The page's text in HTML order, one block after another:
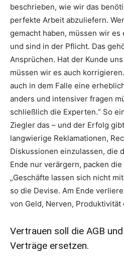
beschrieben, wie wir das
perfekte Arbeit abzuliefern.
gemacht haben, müssen wir
und sind in der Pflicht. Das
Ansprüchen. Hat der Kunde
müssen wir es auch
auch in dem Falle eine
anders und intensiver fragen
schließlich die Experten.“ So
Ziegler das – und der Erfolg
langwierige Reklamationen,
Diskussionen einzulassen, die
Ende nur verärgern, packen
„Geschäfte lassen sich nicht
so die Devise. Am Ende
von Geld, Nerven, Produktivität
Vertrauen soll die AGB
Verträge ersetzen.